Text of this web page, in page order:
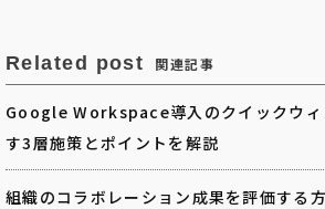
Related post 関連記事
Google Workspace導入のクイックウィ
す3層施策とポイントを解説
組織のコラボレーション成果を評価する